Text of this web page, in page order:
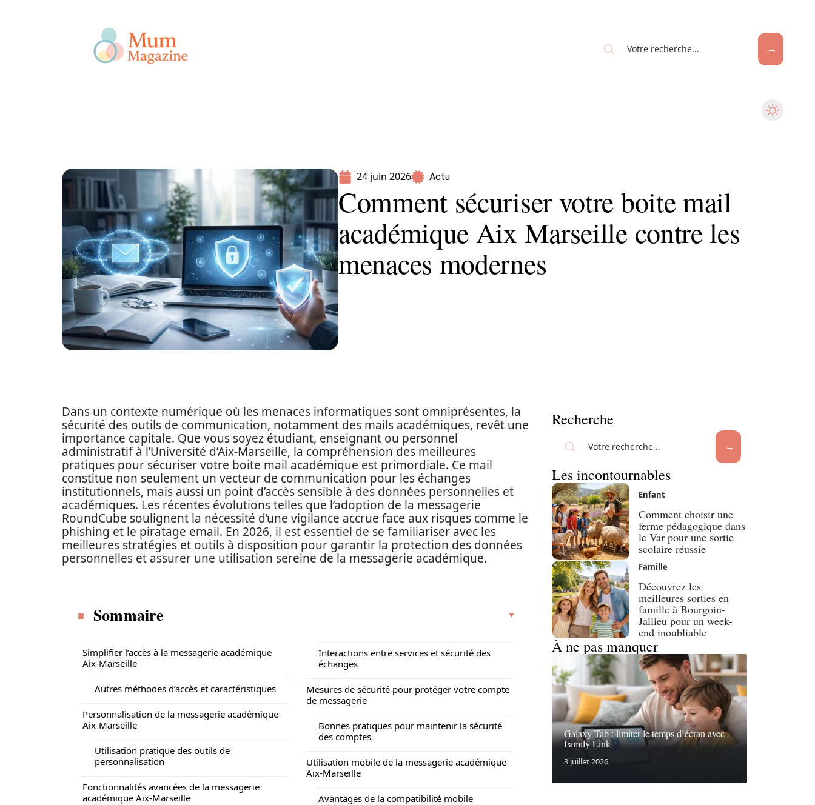
24 juin 2026 Actu
Comment sécuriser votre boite mail
académique Aix Marseille contre les
menaces modernes
Dans un contexte numérique où les menaces informatiques sont omniprésentes, la
sécurité des outils de communication, notamment des mails académiques, revêt une
importance capitale. Que vous soyez étudiant, enseignant ou personnel
administratif à l’Université d’Aix-Marseille, la compréhension des meilleures
pratiques pour sécuriser votre boite mail académique est primordiale. Ce mail
constitue non seulement un vecteur de communication pour les échanges
institutionnels, mais aussi un point d’accès sensible à des données personnelles et
académiques. Les récentes évolutions telles que l’adoption de la messagerie
RoundCube soulignent la nécessité d’une vigilance accrue face aux risques comme le
phishing et le piratage email. En 2026, il est essentiel de se familiariser avec les
meilleures stratégies et outils à disposition pour garantir la protection des données
personnelles et assurer une utilisation sereine de la messagerie académique.
Sommaire
Simplifier l’accès à la messagerie académique
Aix-Marseille
Autres méthodes d’accès et caractéristiques
Personnalisation de la messagerie académique
Aix-Marseille
Utilisation pratique des outils de
personnalisation
Fonctionnalités avancées de la messagerie
académique Aix-Marseille
Interactions entre services et sécurité des
échanges
Mesures de sécurité pour protéger votre compte
de messagerie
Bonnes pratiques pour maintenir la sécurité
des comptes
Utilisation mobile de la messagerie académique
Aix-Marseille
Avantages de la compatibilité mobile
Recherche
Les incontournables
Enfant
Comment choisir une
ferme pédagogique dans
le Var pour une sortie
scolaire réussie
Famille
Découvrez les
meilleures sorties en
famille à Bourgoin-
Jallieu pour un week-
end inoubliable
À ne pas manquer
Galaxy Tab : limiter le temps d’écran avec
Family Link
3 juillet 2026